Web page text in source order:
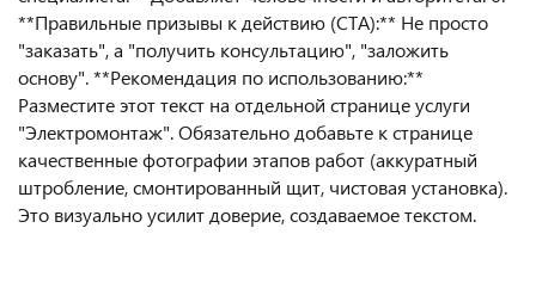
**Правильные призывы к действию (CTA):** Не просто
"заказать", а "получить консультацию", "заложить
основу". **Рекомендация по использованию:**
Разместите этот текст на отдельной странице услуги
"Электромонтаж". Обязательно добавьте к странице
качественные фотографии этапов работ (аккуратный
штробление, смонтированный щит, чистовая установка).
Это визуально усилит доверие, создаваемое текстом.